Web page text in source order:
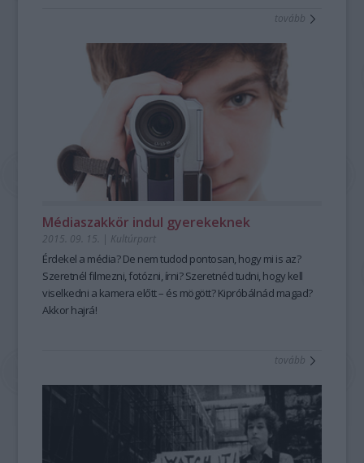
tovább
Médiaszakkör indul gyerekeknek
2015. 09. 15. | Kultúrpart
Érdekel a média? De nem tudod pontosan, hogy mi is az?
Szeretnél filmezni, fotózni, írni?Szeretnéd tudni, hogy kell
viselkedni a kamera előtt – és mögött?Kipróbálnád magad?
Akkor hajrá!
tovább